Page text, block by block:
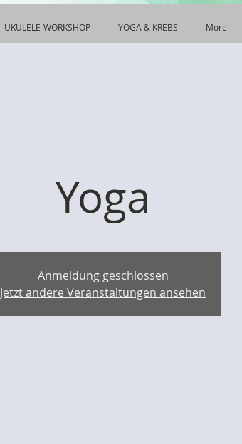
UKULELE-WORKSHOP YOGA & KREBS More
Yoga
Anmeldung geschlossen
Jetzt andere Veranstaltungen ansehen